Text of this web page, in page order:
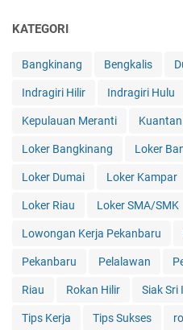
KATEGORI
Bangkinang Bengkalis
Indragiri Hilir Indragiri Hulu
Kepulauan Meranti
Loker Bangkinang Loker
Loker Dumai Loker Kampar
Loker Riau Loker SMA/SMK
Lowongan Kerja Pekanbaru
Pekanbaru Pelalawan
Riau Rokan Hilir Siak Sri
Tips Kerja Tips Sukses